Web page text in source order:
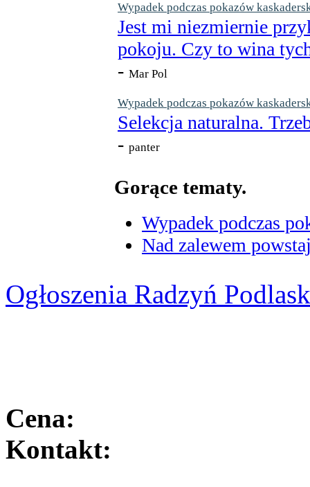
Wypadek podczas pokazów
Jest mi niezmiernie
pokoju. Czy to wina
- Mar Pol
Wypadek podczas pokazów
Selekcja naturalna.
- panter
Gorące tematy.
Wypadek podczas
Nad zalewem
Ogłoszenia Radzyń
Cena:
Kontakt: